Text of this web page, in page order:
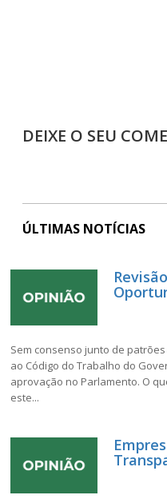
DEIXE O SEU
ÚLTIMAS NOTÍCIAS
Sem consenso junto de
ao Código do Trabalho do
aprovação no Parlamento. O
este...